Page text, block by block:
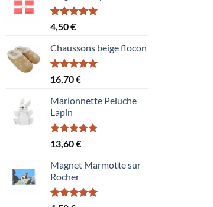
Note5.00
sur 5
4,50€
Chaussons beige flocon
Note5.00
sur 5
16,70€
Marionnette Peluche
Lapin
Note5.00
sur 5
13,60€
Magnet Marmotte sur
Rocher